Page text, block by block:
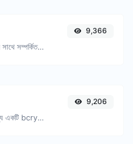
একটি আইপি নিন এবং এর সাথে সম্পর্কিত ডোমেইন/হোস্ট খুঁজে বের করার চেষ্টা করুন।
9,366
কোনো স্ট্রিং ইনপুটের জন্য একটি bcrypt পাসওয়ার্ড হ্যাশ তৈরি করুন।
9,206